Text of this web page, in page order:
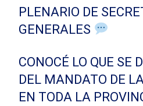
PLENARIO DE
GENERALES
CONOCÉ LO QUE SE
DEL MANDATO DE
EN TODA LA